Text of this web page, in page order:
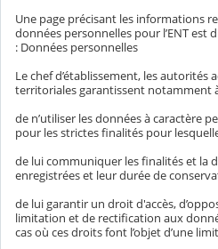
Une page précisant les informations
données personnelles pour l’ENT est
: Données personnelles
Le chef d’établissement, les autorités
territoriales garantissent notamment
de n’utiliser les données à caractère
pour les strictes finalités pour
de lui communiquer les finalités et la
enregistrées et leur durée de
de lui garantir un droit d'accès,
limitation et de rectification aux
cas où ces droits font l’objet d’une